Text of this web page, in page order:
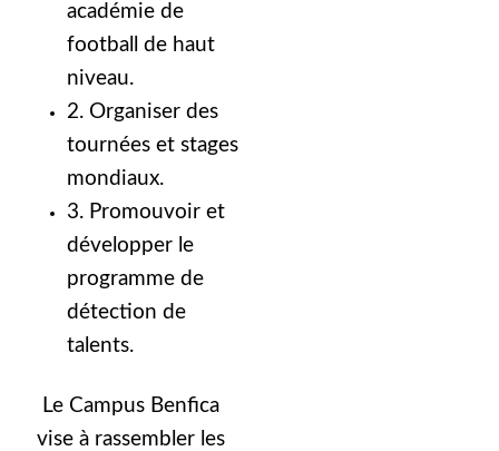
académie de
football de haut
niveau.
2. Organiser des
tournées et stages
mondiaux.
3. Promouvoir et
développer le
programme de
détection de
talents.
Le Campus Benfica
vise à rassembler les